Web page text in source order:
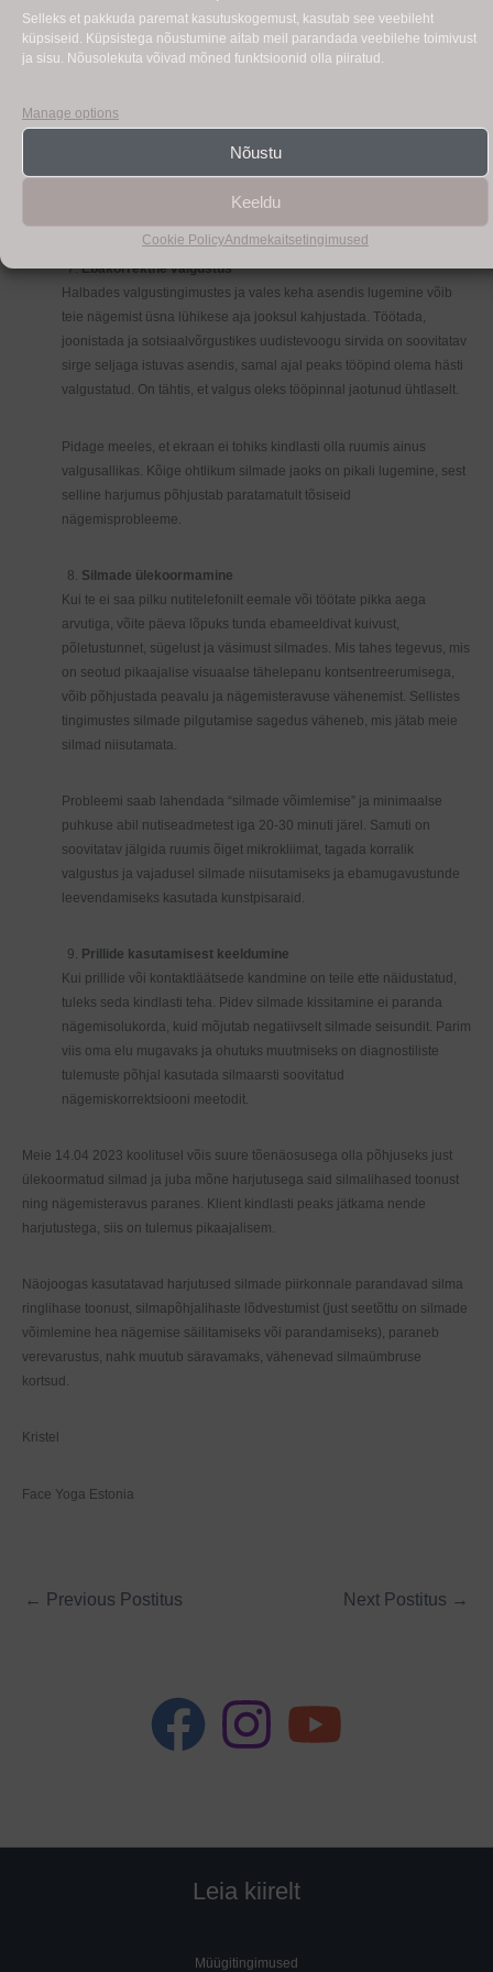
Selleks et pakkuda paremat kasutuskogemust, kasutab see veebileht
küpsiseid. Küpsistega nõustumine aitab meil parandada veebilehe toimivust
ja sisu. Nõusolekuta võivad mõned funktsioonid olla piiratud.
Manage options
Nõustu
Keeldu
Cookie PolicyAndmekaitsetingimused
konsistents või kvaliteet on muutunud, lõpetage selle kasutamine.
See aitab vähendada haiguste riski, mida põhjustavad bakterid, mis
võivad elada riknenud kosmeetikas.
Suitsetamine
põhjustab nägemiskahjustusi.
Ebakorrektne valgustus
Halbades valgustingimustes ja vales keha asendis lugemine võib
teie nägemist üsna lühikese aja jooksul kahjustada. Töötada,
joonistada ja sotsiaalvõrgustikes uudistevoogu sirvida on soovitatav
sirge seljaga istuvas asendis, samal ajal peaks tööpind olema hästi
valgustatud. On tähtis, et valgus oleks tööpinnal jaotunud ühtlaselt.
Pidage meeles, et ekraan ei tohiks kindlasti olla ruumis ainus
valgusallikas. Kõige ohtlikum silmade jaoks on pikali lugemine, sest
selline harjumus põhjustab paratamatult tõsiseid
nägemisprobleeme.
Silmade ülekoormamine
Kui te ei saa pilku nutitelefonilt eemale või töötate pikka aega
arvutiga, võite päeva lõpuks tunda ebameeldivat kuivust,
põletustunnet, sügelust ja väsimust silmades. Mis tahes tegevus, mis
on seotud pikaajalise visuaalse tähelepanu kontsentreerumisega,
võib põhjustada peavalu ja nägemisteravuse vähenemist. Sellistes
tingimustes silmade pilgutamise sagedus väheneb, mis jätab meie
silmad niisutamata.
Probleemi saab lahendada “silmade võimlemise” ja minimaalse
puhkuse abil nutiseadmetest iga 20-30 minuti järel. Samuti on
soovitatav jälgida ruumis õiget mikrokliimat, tagada korralik
valgustus ja vajadusel silmade niisutamiseks ja ebamugavustunde
leevendamiseks kasutada kunstpisaraid.
Prillide kasutamisest keeldumine
Kui prillide või kontaktläätsede kandmine on teile ette näidustatud,
tuleks seda kindlasti teha. Pidev silmade kissitamine ei paranda
nägemisolukorda, kuid mõjutab negatiivselt silmade seisundit. Parim
viis oma elu mugavaks ja ohutuks muutmiseks on diagnostiliste
tulemuste põhjal kasutada silmaarsti soovitatud
nägemiskorrektsiooni meetodit.
Meie 14.04 2023 koolitusel võis suure tõenäosusega olla põhjuseks just
ülekoormatud silmad ja juba mõne harjutusega said silmalihased toonust
ning nägemisteravus paranes. Klient kindlasti peaks jätkama nende
harjutustega, siis on tulemus pikaajalisem.
Näojoogas kasutatavad harjutused silmade piirkonnale parandavad silma
ringlihase toonust, silmapõhjalihaste lõdvestumist (just seetõttu on silmade
võimlemine hea nägemise säilitamiseks või parandamiseks), paraneb
verevarustus, nahk muutub säravamaks, vähenevad silmaümbruse
kortsud.
Kristel
Face Yoga Estonia
← Previous Postitus Next Postitus →
Leia kiirelt
Müügitingimused